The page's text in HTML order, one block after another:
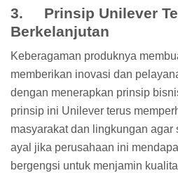
3. Prinsip Unilever
Berkelanjutan
Keberagaman produknya
memberikan inovasi dan
dengan menerapkan prinsip
prinsip ini Unilever terus
masyarakat dan lingkungan agar
ayal jika perusahaan ini
bergengsi untuk menjamin